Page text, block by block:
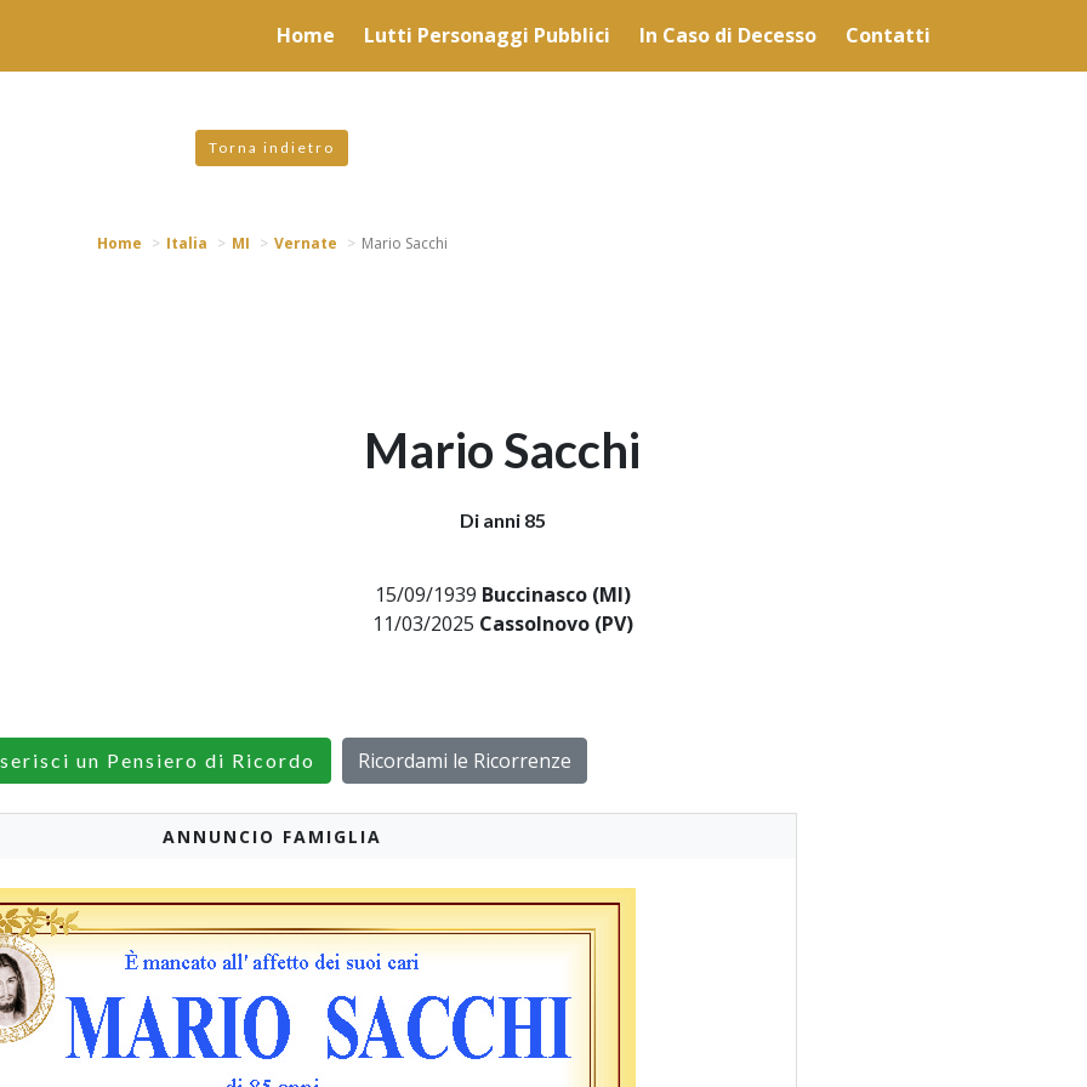
Home Lutti Personaggi Pubblici In Caso di Decesso Contatti
Torna indietro
Home Italia MI Vernate Mario Sacchi
Mario Sacchi
Di anni 85
15/09/1939 Buccinasco (MI)
11/03/2025 Cassolnovo (PV)
un Pensiero di Ricordo Ricordami le Ricorrenze
ANNUNCIO FAMIGLIA
la navigazione in altra maniera, acconsenti all'uso dei cookie. Ulteriori informazioni